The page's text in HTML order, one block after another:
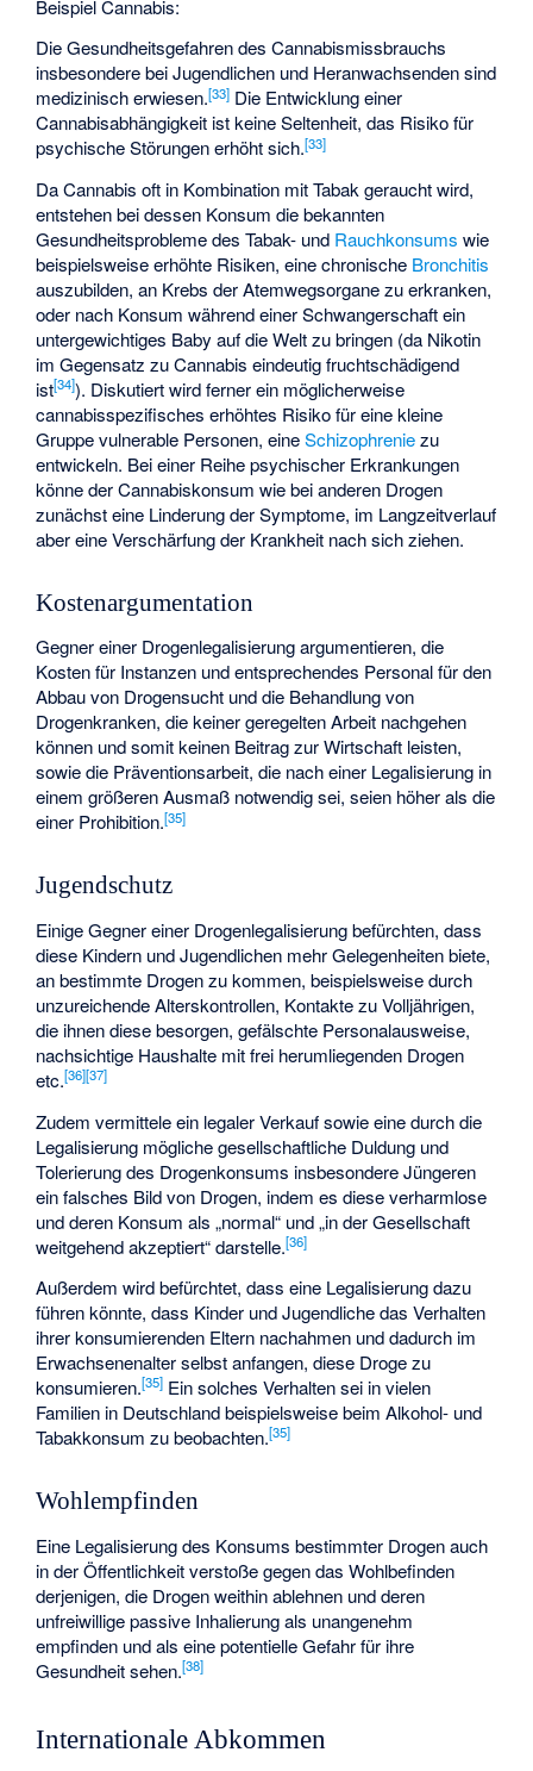
Beispiel Cannabis:
Die Gesundheitsgefahren des Cannabismissbrauchs
insbesondere bei Jugendlichen und Heranwachsenden sind
medizinisch erwiesen.[33] Die Entwicklung einer
Cannabisabhängigkeit ist keine Seltenheit, das Risiko für
psychische Störungen erhöht sich.[33]
Da Cannabis oft in Kombination mit Tabak geraucht wird,
entstehen bei dessen Konsum die bekannten
Gesundheitsprobleme des Tabak- und Rauchkonsums wie
beispielsweise erhöhte Risiken, eine chronische Bronchitis
auszubilden, an Krebs der Atemwegsorgane zu erkranken,
oder nach Konsum während einer Schwangerschaft ein
untergewichtiges Baby auf die Welt zu bringen (da Nikotin
im Gegensatz zu Cannabis eindeutig fruchtschädigend
ist[34]). Diskutiert wird ferner ein möglicherweise
cannabisspezifisches erhöhtes Risiko für eine kleine
Gruppe vulnerable Personen, eineSchizophreniezu
entwickeln. Bei einer Reihe psychischer Erkrankungen
könne der Cannabiskonsum wie bei anderen Drogen
zunächst eine Linderung der Symptome, im Langzeitverlauf
aber eine Verschärfung der Krankheit nach sich ziehen.
Kostenargumentation
Gegner einer Drogenlegalisierung argumentieren, die
Kosten für Instanzen und entsprechendes Personal für den
Abbau von Drogensucht und die Behandlung von
Drogenkranken, die keiner geregelten Arbeit nachgehen
können und somit keinen Beitrag zur Wirtschaft leisten,
sowie die Präventionsarbeit, die nach einer Legalisierung in
einem größeren Ausmaß notwendig sei, seien höher als die
einer Prohibition.[35]
Jugendschutz
Einige Gegner einer Drogenlegalisierung befürchten, dass
diese Kindern und Jugendlichen mehr Gelegenheiten biete,
an bestimmte Drogen zu kommen, beispielsweise durch
unzureichende Alterskontrollen, Kontakte zu Volljährigen,
die ihnen diese besorgen, gefälschte Personalausweise,
nachsichtige Haushalte mit frei herumliegenden Drogen
etc.[36][37]
Zudem vermittele ein legaler Verkauf sowie eine durch die
Legalisierung mögliche gesellschaftliche Duldung und
Tolerierung des Drogenkonsums insbesondere Jüngeren
ein falsches Bild von Drogen, indem es diese verharmlose
und deren Konsum als „normal“ und „in der Gesellschaft
weitgehend akzeptiert“ darstelle.[36]
Außerdem wird befürchtet, dass eine Legalisierung dazu
führen könnte, dass Kinder und Jugendliche das Verhalten
ihrer konsumierenden Eltern nachahmen und dadurch im
Erwachsenenalter selbst anfangen, diese Droge zu
konsumieren.[35] Ein solches Verhalten sei in vielen
Familien in Deutschland beispielsweise beim Alkohol- und
Tabakkonsum zu beobachten.[35]
Wohlempfinden
Eine Legalisierung des Konsums bestimmter Drogen auch
in der Öffentlichkeit verstoße gegen das Wohlbefinden
derjenigen, die Drogen weithin ablehnen und deren
unfreiwillige passive Inhalierung als unangenehm
empfinden und als eine potentielle Gefahr für ihre
Gesundheit sehen.[38]
Internationale Abkommen